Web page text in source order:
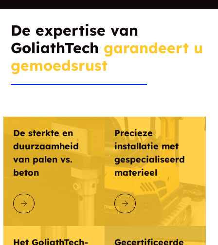
Crugers Hudson Valley
Darrowsville
Delmar Delso
Dennies Hollow Diamond Point
Doodletown Dormansville
Downtown
Downtown
Dresden
De expertise van
GoliathTech garandeert u
gemoedsrust
De sterkte en
duurzaamheid
van palen vs.
beton
ONTDEK GOLIATHTECH
Precieze
installatie met
gespecialiseerd
materieel
ONTDEK GOLIATHTECH
Het GoliathTech-
Gecertificeerde